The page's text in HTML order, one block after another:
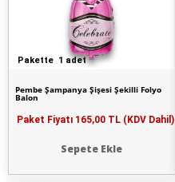
Pakette 1 adet
Pembe Şampanya Şişesi Şekilli Folyo
Balon
Paket Fiyatı 165,00 TL (KDV Dahil)
Sepete Ekle